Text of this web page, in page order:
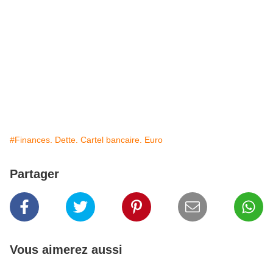
#Finances. Dette. Cartel bancaire. Euro
Partager
Vous aimerez aussi